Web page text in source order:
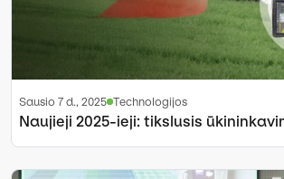
sausio 7 d., 2025 Technologijos
Naujieji 2025-ieji: tikslusis